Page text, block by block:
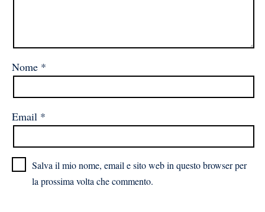
Nome *
Email *
Salva il mio nome, email e sito web in questo browser per
la prossima volta che commento.